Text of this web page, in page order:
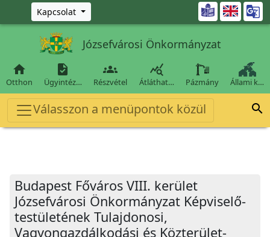
Ugrás a fő tartalomra
Kapcsolat 
Józsefvárosi Önkormányzat

Otthon

Ügyintéz…

Részvétel

Átláthat… Pázmány Állami k…
Válasszon a menüpontok közül 
Budapest Főváros VIII. kerület
Józsefvárosi Önkormányzat Képviselő-
testületének Tulajdonosi,
Vagyongazdálkodási és Közterület-